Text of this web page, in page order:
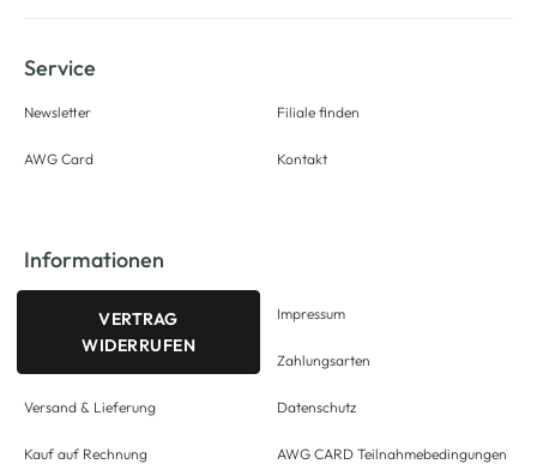
Service
Newsletter
AWG Card
Filiale finden
Kontakt
Informationen
VERTRAG
WIDERRUFEN
Versand & Lieferung
Kauf auf Rechnung
Impressum
Zahlungsarten
Datenschutz
AWG CARD Teilnahmebedingungen